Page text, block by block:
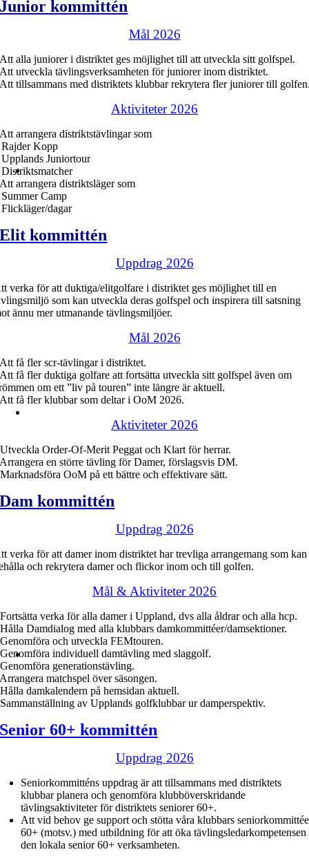
Junior kommittén
Mål 2026
alla juniorer i distriktet ges möjlighet till att utveckla sitt golfspel.
utveckla tävlingsverksamheten för juniorer inom distriktet.
tillsammans med distriktets klubbar rekrytera fler juniorer till
Aktiviteter 2026
arrangera distriktstävlingar som
Kopp
Juniortour
arrangera distriktsläger som
Camp
dagar
Elit kommittén
Uppdrag 2026
verka för att duktiga/elitgolfare i distriktet ges möjlighet till en
som kan utveckla deras golfspel och inspirera till satsning
ännu mer utmanande tävlingsmiljöer.
Mål 2026
få fler scr-tävlingar i distriktet.
få fler duktiga golfare att fortsätta utveckla sitt golfspel även om
om ett ”liv på touren” inte längre är aktuell.
få fler klubbar som deltar i OoM 2026.
Aktiviteter 2026
Order-Of-Merit Peggat och Klart för herrar.
en större tävling för Damer, förslagsvis DM.
OoM på ett bättre och effektivare sätt.
Dam kommittén
Uppdrag 2026
verka för att damer inom distriktet har trevliga arrangemang som kan
och rekrytera damer och flickor inom och till golfen.
Mål & Aktiviteter 2026
verka för alla damer i Uppland, dvs alla åldrar och alla hcp.
Damdialog med alla klubbars damkommittéer/damsektioner.
och utveckla FEMtouren.
individuell damtävling med slaggolf.
generationstävling.
matchspel över säsongen.
damkalendern på hemsidan aktuell.
av Upplands golfklubbar ur damperspektiv.
Senior 60+ kommittén
Uppdrag 2026
Seniorkommitténs uppdrag är att tillsammans med distriktets
klubbar planera och genomföra klubböverskridande
tävlingsaktiviteter för distriktets seniorer 60+.
Att vid behov ge support och stötta våra klubbars
60+ (motsv.) med utbildning för att öka tävlingsledarkompetensen
den lokala senior 60+ verksamheten.